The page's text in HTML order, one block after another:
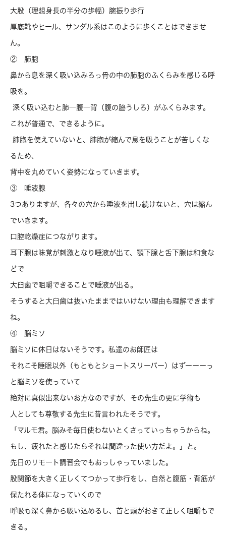
大股（理想身長の半分の歩幅）腕振り歩行
厚底靴やヒール、サンダル系はこのように歩くことはできませ
ん。
② 肺胞
鼻から息を深く吸い込みろっ骨の中の肺胞のふくらみを感じる呼
吸を。
深く吸い込むと肺―腹―背（腹の脇うしろ）がふくらみます。
これが普通で、できるように。
肺胞を使えていないと、肺胞が縮んで息を吸うことが苦しくな
るため、
背中を丸めていく姿勢になっていきます。
③ 唾液腺
3つありますが、各々の穴から唾液を出し続けないと、穴は縮ん
でいきます。
口腔乾燥症につながります。
耳下腺は味覚が刺激となり唾液が出て、顎下腺と舌下腺は和食な
どで
大臼歯で咀嚼できることで唾液が出る。
そうすると大臼歯は抜いたままではいけない理由も理解できます
ね。
④ 脳ミソ
脳ミソに休日はないそうです。私達のお師匠は
それこそ睡眠以外（もともとショートスリーパー）はずーーーっ
と脳ミソを使っていて
絶対に真似出来ないお方なのですが、その先生の更に学術も
人としても尊敬する先生に昔言われたそうです。
「マルモ君。脳みそ毎日使わないとくさっていっちゃうからね。
もし、疲れたと感じたらそれは間違った使い方だよ。」と。
先日のリモート講習会でもおっしゃっていました。
股関節を大きく正しくてつかって歩行をし、自然と腹筋・背筋が
保たれる体になっていくので
呼吸も深く鼻から吸い込めるし、首と頭がおきて正しく咀嚼もで
きる。